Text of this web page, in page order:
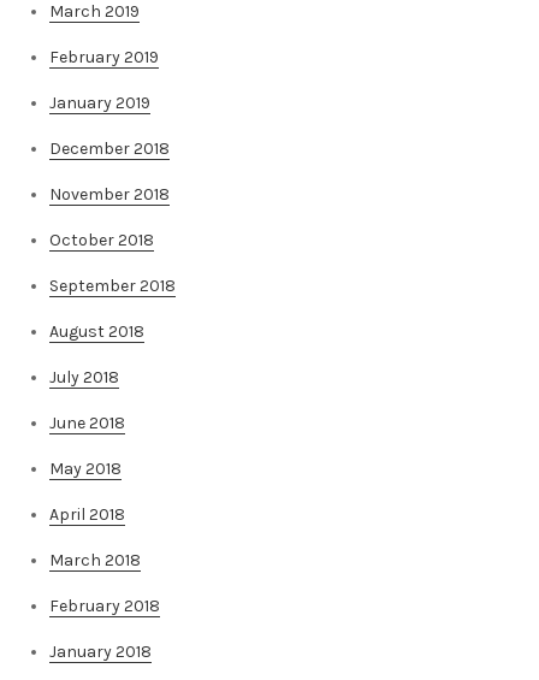
March 2019
February 2019
January 2019
December 2018
November 2018
October 2018
September 2018
August 2018
July 2018
June 2018
May 2018
April 2018
March 2018
February 2018
January 2018